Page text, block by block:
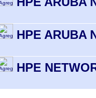
HPE ARUBA
HPE